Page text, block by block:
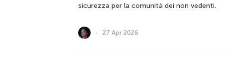
sicurezza per la comunità dei non vedenti.
27 Apr 2026